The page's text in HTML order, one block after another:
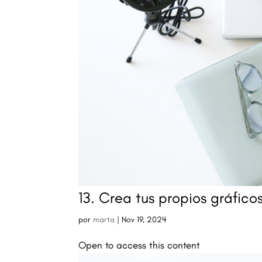
13. Crea tus propios
por marta | Nov 19, 2024
Open to access this content